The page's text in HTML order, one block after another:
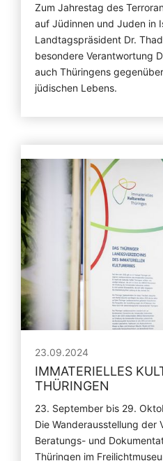
Zum Jahrestag des
auf Jüdinnen und Juden in
Landtagspräsident Dr.
besondere Verantwortung
auch Thüringens
jüdischen Lebens.
23.09.2024
IMMATERIELLES
THÜRINGEN
23. September bis 29.
Die Wanderausstellung der
Beratungs- und
Thüringen im